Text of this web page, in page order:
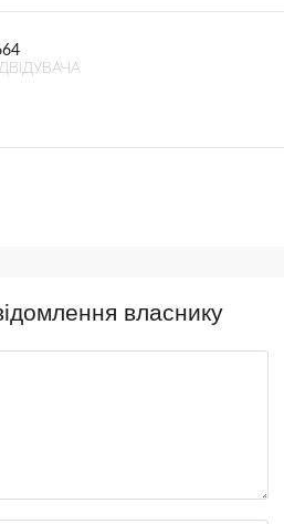
власнику